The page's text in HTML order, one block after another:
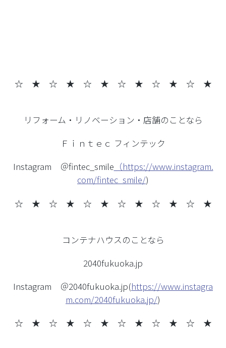
☆ ★ ☆ ★ ☆ ★ ☆ ★ ☆ ★ ☆ ★
リフォーム・リノベーション・店舗のことなら
Ｆｉｎｔｅｃ フィンテック
Instagram ＠fintec_smile （https://www.instagram.
com/fintec_smile/)
☆ ★ ☆ ★ ☆ ★ ☆ ★ ☆ ★ ☆ ★
コンテナハウスのことなら
2040fukuoka.jp
Instagram ＠2040fukuoka.jp(https://www.instagra
m.com/2040fukuoka.jp/)
☆ ★ ☆ ★ ☆ ★ ☆ ★ ☆ ★ ☆ ★